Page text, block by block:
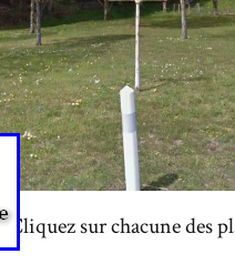
-Cliquez sur chacune des